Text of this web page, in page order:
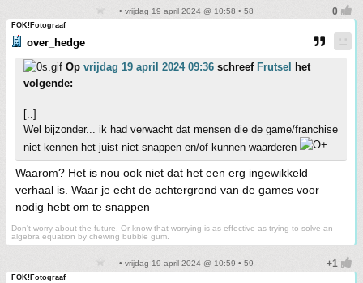
• vrijdag 19 april 2024 @ 10:58 • 58
FOK!Fotograaf
over_hedge
Op vrijdag 19 april 2024 09:36 schreef Frutsel
het
volgende:
[..]
Wel bijzonder... ik had verwacht dat mensen die de game/franchise
niet kennen het juist niet snappen en/of kunnen waarderen
Waarom? Het is nou ook niet dat het een erg ingewikkeld
verhaal is. Waar je echt de achtergrond van de games voor
nodig hebt om te snappen
Don't worry about the future. Or know that worrying is as effective as trying to solve an
algebra equation by chewing bubble gum.
• vrijdag 19 april 2024 @ 10:59 • 59
FOK!Fotograaf